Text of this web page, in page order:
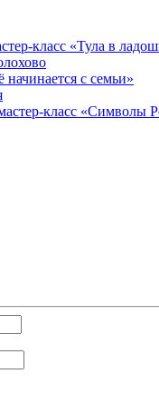
класс «Тула в
с семьи»
класс